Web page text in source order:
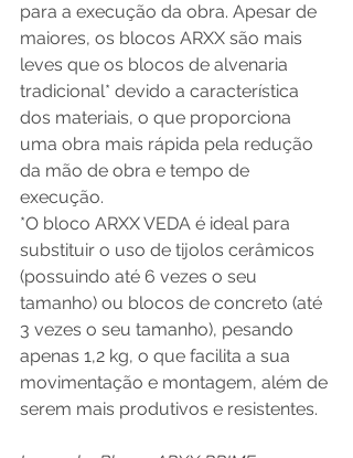
para a execução da obra. Apesar de
maiores, os blocos ARXX são mais
leves que os blocos de alvenaria
tradicional* devido a característica
dos materiais, o que proporciona
uma obra mais rápida pela redução
da mão de obra e tempo de
execução.
*O bloco ARXX VEDA é ideal para
substituir o uso de tijolos cerâmicos
(possuindo até 6 vezes o seu
tamanho) ou blocos de concreto (até
3 vezes o seu tamanho), pesando
apenas 1,2 kg, o que facilita a sua
movimentação e montagem, além de
serem mais produtivos e resistentes.